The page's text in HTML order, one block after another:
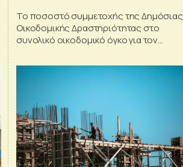
Το ποσοστό συμμετοχής της Δημόσιας
Οικοδομικής Δραστηριότητας στο
συνολικό οικοδομικό όγκο για τον